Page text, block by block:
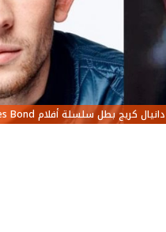
دانيال كريج بطل سلسلة أفلام James Bond والممثل جوش أوكونور